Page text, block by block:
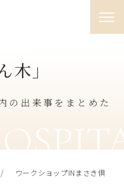
」
の出来事をまとめた
ワークショップINまさき倶